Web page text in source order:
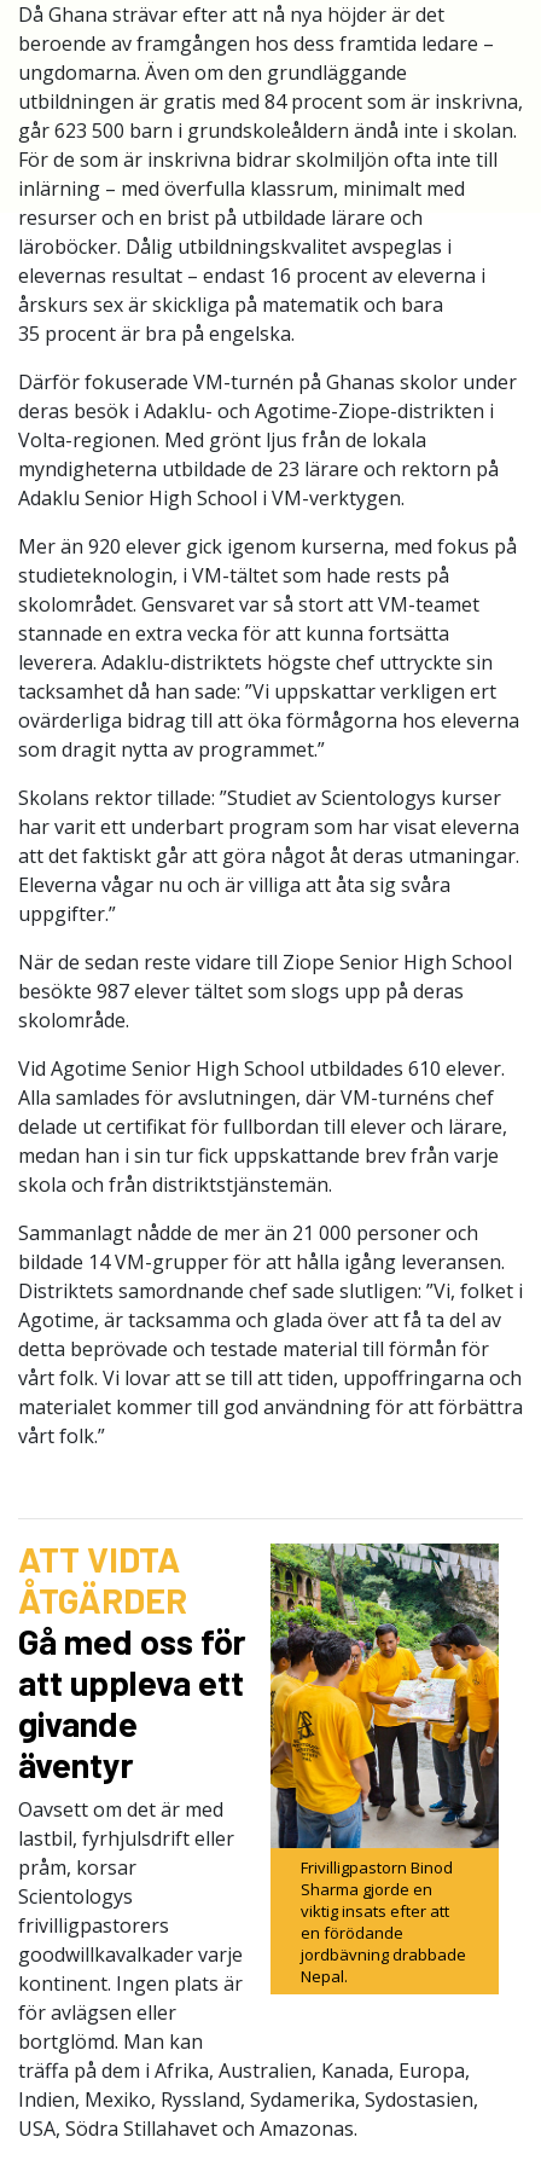
Då Ghana strävar efter att nå nya höjder är det
beroende av framgången hos dess framtida ledare –
ungdomarna. Även om den grundläggande
utbildningen är gratis med 84 procent som är inskrivna,
går 623 500 barn i grundskoleåldern ändå inte i skolan.
För de som är inskrivna bidrar skolmiljön ofta inte till
inlärning – med överfulla klassrum, minimalt med
resurser och en brist på utbildade lärare och
läroböcker. Dålig utbildningskvalitet avspeglas i
elevernas resultat – endast 16 procent av eleverna i
årskurs sex är skickliga på matematik och bara
35 procent är bra på engelska.
Därför fokuserade VM-turnén på Ghanas skolor under
deras besök i Adaklu- och Agotime-Ziope-distrikten i
Volta-regionen. Med grönt ljus från de lokala
myndigheterna utbildade de 23 lärare och rektorn på
Adaklu Senior High School i VM-verktygen.
Mer än 920 elever gick igenom kurserna, med fokus på
studieteknologin, i VM-tältet som hade rests på
skolområdet. Gensvaret var så stort att VM-teamet
stannade en extra vecka för att kunna fortsätta
leverera. Adaklu-distriktets högste chef uttryckte sin
tacksamhet då han sade: ”Vi uppskattar verkligen ert
ovärderliga bidrag till att öka förmågorna hos eleverna
som dragit nytta av programmet.”
Skolans rektor tillade: ”Studiet av Scientologys kurser
har varit ett underbart program som har visat eleverna
att det faktiskt går att göra något åt deras utmaningar.
Eleverna vågar nu och är villiga att åta sig svåra
uppgifter.”
När de sedan reste vidare till Ziope Senior High School
besökte 987 elever tältet som slogs upp på deras
skolområde.
Vid Agotime Senior High School utbildades 610 elever.
Alla samlades för avslutningen, där VM-turnéns chef
delade ut certifikat för fullbordan till elever och lärare,
medan han i sin tur fick uppskattande brev från varje
skola och från distriktstjänstemän.
Sammanlagt nådde de mer än 21 000 personer och
bildade 14 VM-grupper för att hålla igång leveransen.
Distriktets samordnande chef sade slutligen: ”Vi, folket i
Agotime, är tacksamma och glada över att få ta del av
detta beprövade och testade material till förmån för
vårt folk. Vi lovar att se till att tiden, uppoffringarna och
materialet kommer till god användning för att förbättra
vårt folk.”
Frivilligpastorn Binod
Sharma gjorde en
viktig insats efter att
en förödande
jordbävning drabbade
Nepal.
ATT VIDTA
ÅTGÄRDER
Gå med oss för
att uppleva ett
givande
äventyr
Oavsett om det är med
lastbil, fyrhjulsdrift eller
pråm, korsar
Scientologys
frivilligpastorers
goodwillkavalkader varje
kontinent. Ingen plats är
för avlägsen eller
bortglömd. Man kan
träffa på dem i Afrika, Australien, Kanada, Europa,
Indien, Mexiko, Ryssland, Sydamerika, Sydostasien,
USA, Södra Stillahavet och Amazonas.